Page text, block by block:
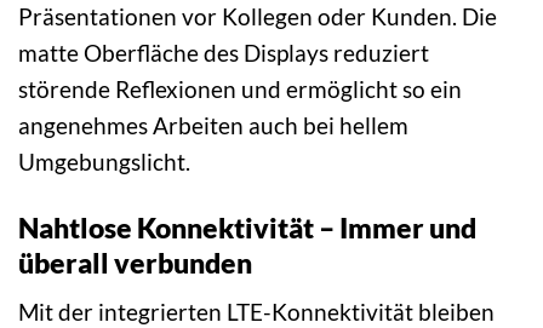
Präsentationen vor Kollegen oder Kunden. Die
matte Oberfläche des Displays reduziert
störende Reflexionen und ermöglicht so ein
angenehmes Arbeiten auch bei hellem
Umgebungslicht.
Nahtlose Konnektivität – Immer und
überall verbunden
Mit der integrierten LTE-Konnektivität bleiben